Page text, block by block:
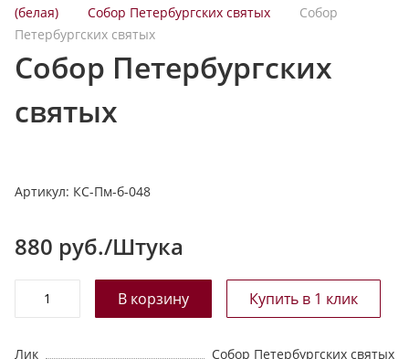
а
т
а
о
(белая)
Собор Петербургских святых
Собор
Петербургских святых
Собор Петербургских
святых
Артикул: КС-Пм-б-048
880 руб./Штука
Лик
Собор Петербургских святых